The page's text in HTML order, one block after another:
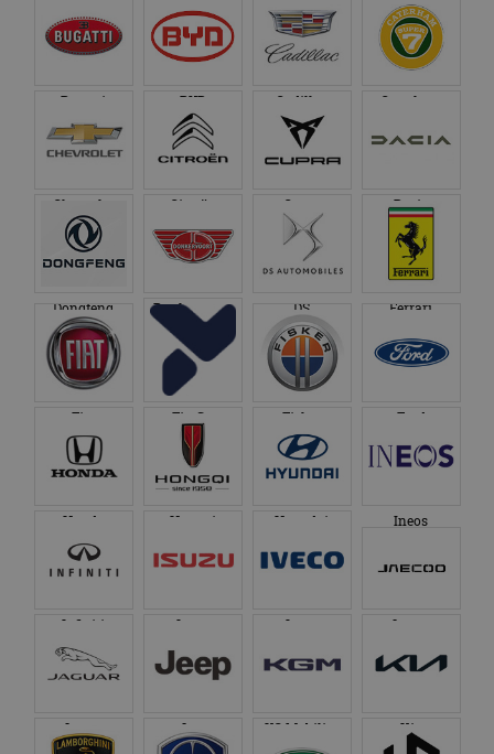
Bugatti BYD Cadillac Caterham
Chevrolet Citroën Cupra Dacia
Dongfeng Donkervoort DS Ferrari
Fiat Firefly Fisker Ford
Honda Hongqi Hyundai Ineos
Infiniti Isuzu Iveco Jaecoo
Jaguar Jeep KG Mobility Kia
Google Analytics
om de sessiestatus
te behouden.
genoemde website
bezocht.